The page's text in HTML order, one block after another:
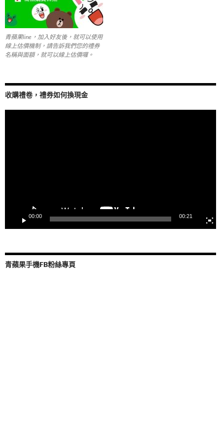
青蘋果line，加入好友後，就可以使用
線上估價機制，請告訴我們您的禮券
名稱與面額，就可以線上估價囉。
收購禮卷，禮券如何換現金
00:00 00:21
青蘋果手機FB粉絲專頁